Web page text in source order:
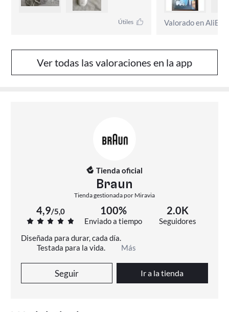
una bolsa para guardarlo todo.
Útiles
con su regalo.
Valorado en
Ver todas las valoraciones en la app
Tienda oficial
Braun
Tienda gestionada por Miravia
4,9/5,0 100%
Enviado a tiempo
2.0K
Seguidores
Diseñada para durar, cada día.
Testada para la vida.
Más
Seguir Ir a la tienda